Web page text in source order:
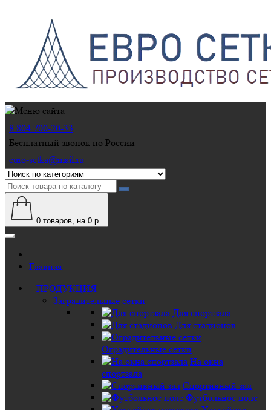
8 804 700-20-33
Бесплатный звонок по России
euro-setka@mail.ru
0 товаров, на 0 р.
Главная
ПРОДУКЦИЯ
Заградительные сетки
Для спортзала
Для стадионов
Оградительные сетки
На окна
спортзала
Спортивный зал
Футбольное поле